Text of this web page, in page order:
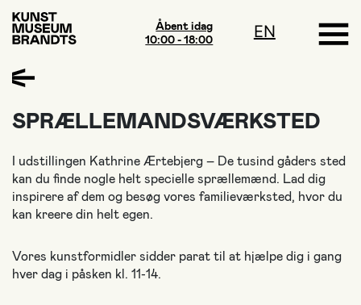
Åbent idag
10:00 - 18:00
EN
SPRÆLLEMANDSVÆRKSTED
I udstillingen Kathrine Ærtebjerg – De tusind gåders sted
kan du finde nogle helt specielle sprællemænd. Lad dig
inspirere af dem og besøg vores familieværksted, hvor du
kan kreere din helt egen.
Vores kunstformidler sidder parat til at hjælpe dig i gang
hver dag i påsken kl. 11-14.